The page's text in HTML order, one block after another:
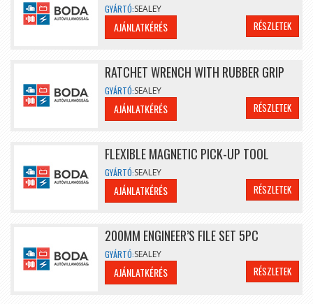
GYÁRTÓ:SEALEY
AJÁNLATKÉRÉS RÉSZLETEK
RATCHET WRENCH WITH RUBBER GRIP
GYÁRTÓ:SEALEY
AJÁNLATKÉRÉS RÉSZLETEK
FLEXIBLE MAGNETIC PICK-UP TOOL
GYÁRTÓ:SEALEY
AJÁNLATKÉRÉS RÉSZLETEK
200MM ENGINEER’S FILE SET 5PC
GYÁRTÓ:SEALEY
AJÁNLATKÉRÉS RÉSZLETEK